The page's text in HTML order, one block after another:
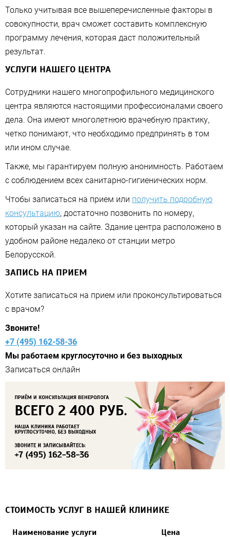
Только учитывая все вышеперечисленные факторы в
совокупности, врач сможет составить комплексную
программу лечения, которая даст положительный
результат.
УСЛУГИ НАШЕГО ЦЕНТРА
Сотрудники нашего многопрофильного медицинского
центра являются настоящими профессионалами своего
дела. Она имеют многолетнюю врачебную практику,
четко понимают, что необходимо предпринять в том
или ином случае.
Также, мы гарантируем полную анонимность. Работаем
с соблюдением всех санитарно-гигиенических норм.
Чтобы записаться на прием или получить подробную
консультацию, достаточно позвонить по номеру,
который указан на сайте. Здание центра расположено в
удобном районе недалеко от станции метро
Белорусской.
ЗАПИСЬ НА ПРИЕМ
Хотите записаться на прием или проконсультироваться
с врачом?
Звоните!
+7 (495) 162-58-36
Мы работаем круглосуточно и без выходных
СТОИМОСТЬ УСЛУГ В НАШЕЙ КЛИНИКЕ
Наименование услуги Цена